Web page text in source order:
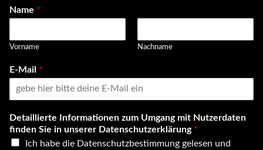
Name *
Vorname Nachname
E-Mail *
Detaillierte Informationen zum Umgang mit Nutzerdaten
finden Sie in unserer Datenschutzerklärung *
Ich habe die Datenschutzbestimmung gelesen und